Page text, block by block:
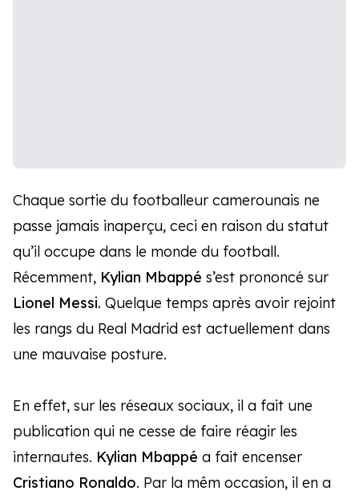
Chaque sortie du footballeur camerounais ne
passe jamais inaperçu, ceci en raison du statut
qu’il occupe dans le monde du football.
Récemment, Kylian Mbappé s’est prononcé sur
Lionel Messi. Quelque temps après avoir rejoint
les rangs du Real Madrid est actuellement dans
une mauvaise posture.
En effet, sur les réseaux sociaux, il a fait une
publication qui ne cesse de faire réagir les
internautes. Kylian Mbappé a fait encenser
Cristiano Ronaldo. Par la mêm occasion, il en a